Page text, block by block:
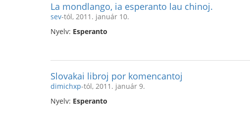
La mondlango, ia esperanto lau chinoj.
sev-tól, 2011. január 10.
Nyelv: Esperanto
Slovakai libroj por komencantoj
dimichxp-tól, 2011. január 9.
Nyelv: Esperanto